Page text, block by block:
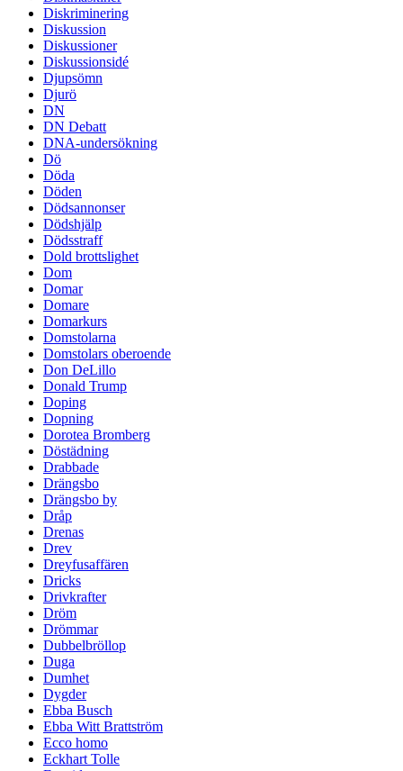
Diskriminering
Diskussion
Diskussioner
Diskussionsidé
Djupsömn
Djurö
DN
DN Debatt
DNA-undersökning
Dö
Döda
Döden
Dödsannonser
Dödshjälp
Dödsstraff
Dold brottslighet
Dom
Domar
Domare
Domarkurs
Domstolarna
Domstolars oberoende
Don DeLillo
Donald Trump
Doping
Dopning
Dorotea Bromberg
Döstädning
Drabbade
Drängsbo
Drängsbo by
Dråp
Drenas
Drev
Dreyfusaffären
Dricks
Drivkrafter
Dröm
Drömmar
Dubbelbröllop
Duga
Dumhet
Dygder
Ebba Busch
Ebba Witt Brattström
Ecco homo
Eckhart Tolle